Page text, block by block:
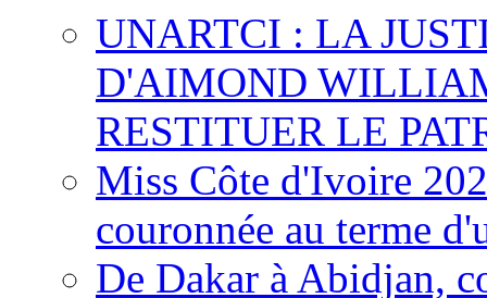
UNARTCI : LA
D'AIMOND
RESTITUER LE
Miss Côte d'Ivoire
couronnée au terme
De Dakar à Abidjan,